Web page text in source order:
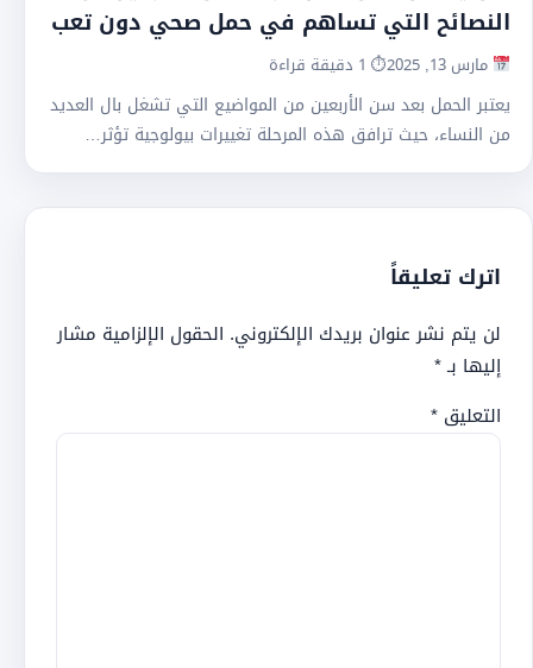
النصائح التي تساهم في حمل صحي دون تعب
مارس 13, 2025 ⏱ 1 دقيقة قراءة
يعتبر الحمل بعد سن الأربعين من المواضيع التي تشغل بال العديد
من النساء، حيث ترافق هذه المرحلة تغييرات بيولوجية تؤثر…
اترك تعليقاً
لن يتم نشر عنوان بريدك الإلكتروني. الحقول الإلزامية مشار
إليها بـ*
التعليق *